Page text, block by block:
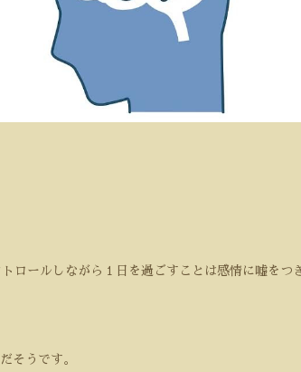
ロールしながら１日を過ごすことは感情に嘘をつ
そうです。